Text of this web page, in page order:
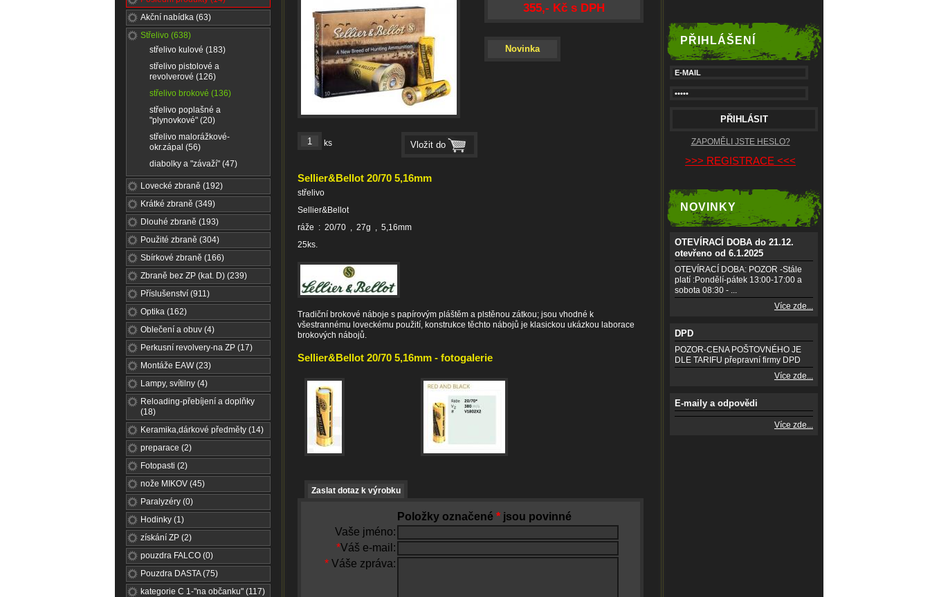
Akční nabídka (63)
Střelivo (638)
střelivo kulové (183)
střelivo pistolové a
revolverové (126)
střelivo brokové (136)
střelivo poplašné a
"plynovkové" (20)
střelivo malorážkové-
okr.zápal (56)
diabolky a "závaží" (47)
Lovecké zbraně (192)
Krátké zbraně (349)
Dlouhé zbraně (193)
Použité zbraně (304)
Sbírkové zbraně (166)
Zbraně bez ZP (kat. D) (239)
Příslušenství (911)
Optika (162)
Oblečení a obuv (4)
Perkusní revolvery-na ZP (17)
Montáže EAW (23)
Lampy, svítilny (4)
Reloading-přebíjení a doplňky
(18)
Keramika,dárkové předměty (14)
preparace (2)
Fotopasti (2)
nože MIKOV (45)
Paralyzéry (0)
Hodinky (1)
získání ZP (2)
pouzdra FALCO (0)
Pouzdra DASTA (75)
kategorie C 1-"na občanku" (117)
ks
355,- Kč s DPH
Novinka
Sellier&Bellot 20/70 5,16mm
střelivo
Sellier&Bellot
ráže : 20/70 , 27g , 5,16mm
25ks.
Tradiční brokové náboje s papírovým pláštěm a plstěnou zátkou; jsou vhodné k
všestrannému loveckému použití, konstrukce těchto nábojů je klasickou ukázkou laborace
brokových nábojů.
Sellier&Bellot 20/70 5,16mm - fotogalerie
Zaslat dotaz k výrobku
Položky označené * jsou povinné
Vaše jméno:
*Váš e-mail:
* Váše zpráva:
PŘIHLÁŠENÍ
ZAPOMĚLI JSTE HESLO?
>>> REGISTRACE <<<
NOVINKY
OTEVÍRACÍ DOBA do 21.12.
otevřeno od 6.1.2025
OTEVÍRACÍ DOBA: POZOR -Stále
platí :Pondělí-pátek 13:00-17:00 a
sobota 08:30 - ...
Více zde...
DPD
POZOR-CENA POŠTOVNÉHO JE
DLE TARIFU přepravní firmy DPD
Více zde...
E-maily a odpovědi
Více zde...